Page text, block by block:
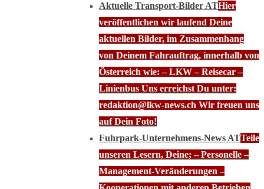
Aktuelle Transport-Bilder ATHier
veröffentlichen wir laufend Deine
aktuellen Bilder, im Zusammenhang
von Deinem Fahrauftrag, innerhalb von
Österreich wie: – LKW – Reisecar –
Linienbus Uns erreichst Du unter:
redaktion@lkw-news.ch Wir freuen uns
auf Dein Foto!
Fuhrpark-Unternehmens-News ATTeile
unseren Lesern, Deine; – Personelle –
Management-Veränderungen –